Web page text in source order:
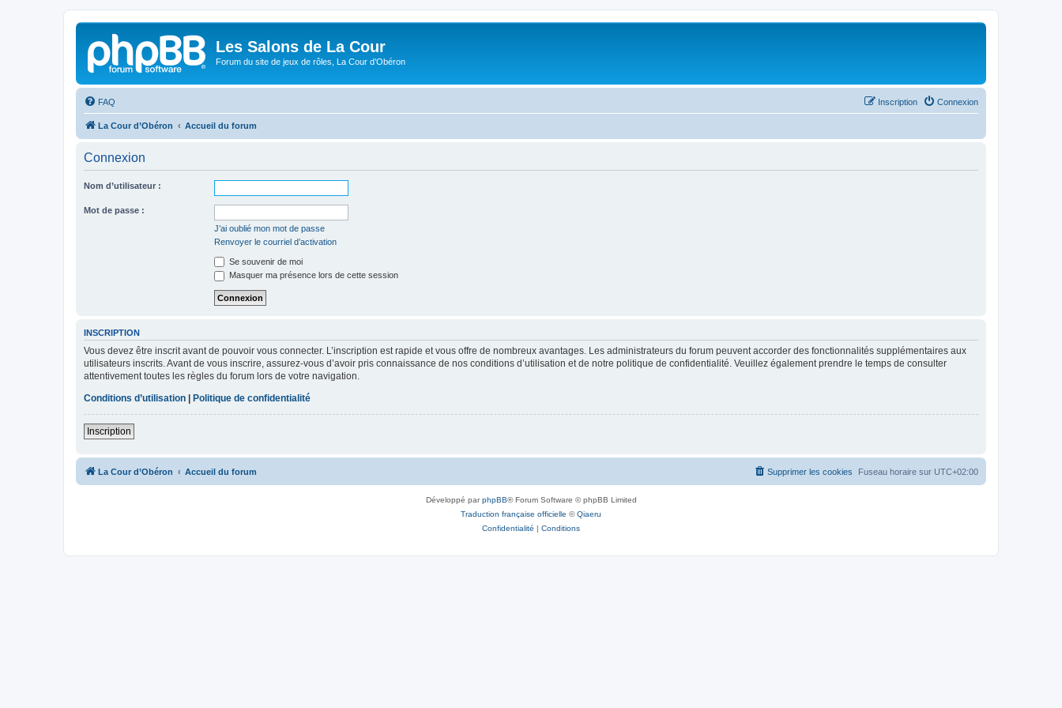
Les Salons de La Cour
Forum du site de jeux de rôles, La Cour d’Obéron
FAQ Connexion
Inscription
La Cour d’Obéron Accueil du forum
Connexion
Nom d’utilisateur :
Mot de passe :
J’ai oublié mon mot de passe
Renvoyer le courriel d’activation
Se souvenir de moi
Masquer ma présence lors de cette session
INSCRIPTION
Vous devez être inscrit avant de pouvoir vous connecter. L’inscription est rapide et vous offre de nombreux avantages. Les administrateurs du forum peuvent accorder des fonctionnalités supplémentaires aux
utilisateurs inscrits. Avant de vous inscrire, assurez-vous d’avoir pris connaissance de nos conditions d’utilisation et de notre politique de confidentialité. Veuillez également prendre le temps de consulter
attentivement toutes les règles du forum lors de votre navigation.
Conditions d’utilisation
Politique de confidentialité
Inscription
La Cour d’Obéron Accueil du forum Fuseau horaire sur UTC+02:00
Supprimer les cookies
Développé parphpBB® Forum Software © phpBB Limited
Traduction française officielle ©Qiaeru
Confidentialité | Conditions